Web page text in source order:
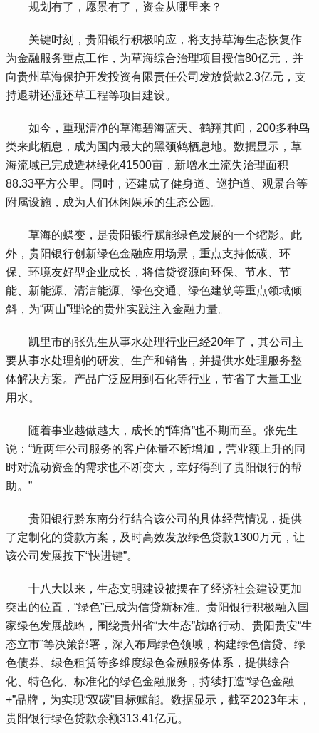
规划有了，愿景有了，资金从哪里来？
关键时刻，贵阳银行积极响应，将支持草海生态恢复作
为金融服务重点工作，为草海综合治理项目授信80亿元，并
向贵州草海保护开发投资有限责任公司发放贷款2.3亿元，支
持退耕还湿还草工程等项目建设。
如今，重现清净的草海碧海蓝天、鹤翔其间，200多种鸟
类来此栖息，成为国内最大的黑颈鹤栖息地。数据显示，草
海流域已完成造林绿化41500亩，新增水土流失治理面积
88.33平方公里。同时，还建成了健身道、巡护道、观景台等
附属设施，成为人们休闲娱乐的生态公园。
草海的蝶变，是贵阳银行赋能绿色发展的一个缩影。此
外，贵阳银行创新绿色金融应用场景，重点支持低碳、环
保、环境友好型企业成长，将信贷资源向环保、节水、节
能、新能源、清洁能源、绿色交通、绿色建筑等重点领域倾
斜，为“两山”理论的贵州实践注入金融力量。
凯里市的张先生从事水处理行业已经20年了，其公司主
要从事水处理剂的研发、生产和销售，并提供水处理服务整
体解决方案。产品广泛应用到石化等行业，节省了大量工业
用水。
随着事业越做越大，成长的“阵痛”也不期而至。张先生
说：“近两年公司服务的客户体量不断增加，营业额上升的同
时对流动资金的需求也不断变大，幸好得到了贵阳银行的帮
助。”
贵阳银行黔东南分行结合该公司的具体经营情况，提供
了定制化的贷款方案，及时高效发放绿色贷款1300万元，让
该公司发展按下“快进键”。
十八大以来，生态文明建设被摆在了经济社会建设更加
突出的位置，“绿色”已成为信贷新标准。贵阳银行积极融入国
家绿色发展战略，围绕贵州省“大生态”战略行动、贵阳贵安“生
态立市”等决策部署，深入布局绿色领域，构建绿色信贷、绿
色债券、绿色租赁等多维度绿色金融服务体系，提供综合
化、特色化、标准化的绿色金融服务，持续打造“绿色金融
+”品牌，为实现“双碳”目标赋能。数据显示，截至2023年末，
贵阳银行绿色贷款余额313.41亿元。